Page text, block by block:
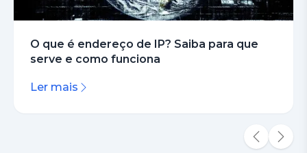
O que é endereço de IP? Saiba para que
serve e como funciona
Ler mais